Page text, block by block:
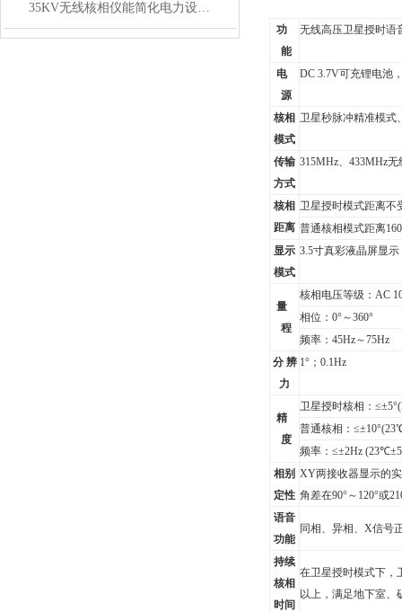
35KV无线核相仪能简化电力设备的相位检测流程
功
能
无线高压卫星授时语
电
源
DC 3.7V可充锂电池
核相
模式
卫星秒脉冲精准模式
传输
方式
315MHz、433MHz无
核相
距离
卫星授时模式距离不
普通核相模式距离
显示
模式
3.5寸真彩液晶屏显示
量
程
核相电压等级：AC
相位：0°～360°
频率：45Hz～75Hz
分 辨
力
1°；0.1Hz
精
度
卫星授时核相：≤±5°
普通核相：≤±10°(23
频率：≤±2Hz (23
相别
定性
XY两接收器显示的
角差在90°～120°或
语音
功能
同相、异相、X信号
持续
核相
时间
在卫星授时模式下，
以上，满足地下室、